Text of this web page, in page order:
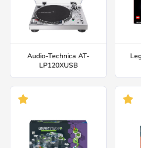
Audio-Technica AT-
LP120XUSB